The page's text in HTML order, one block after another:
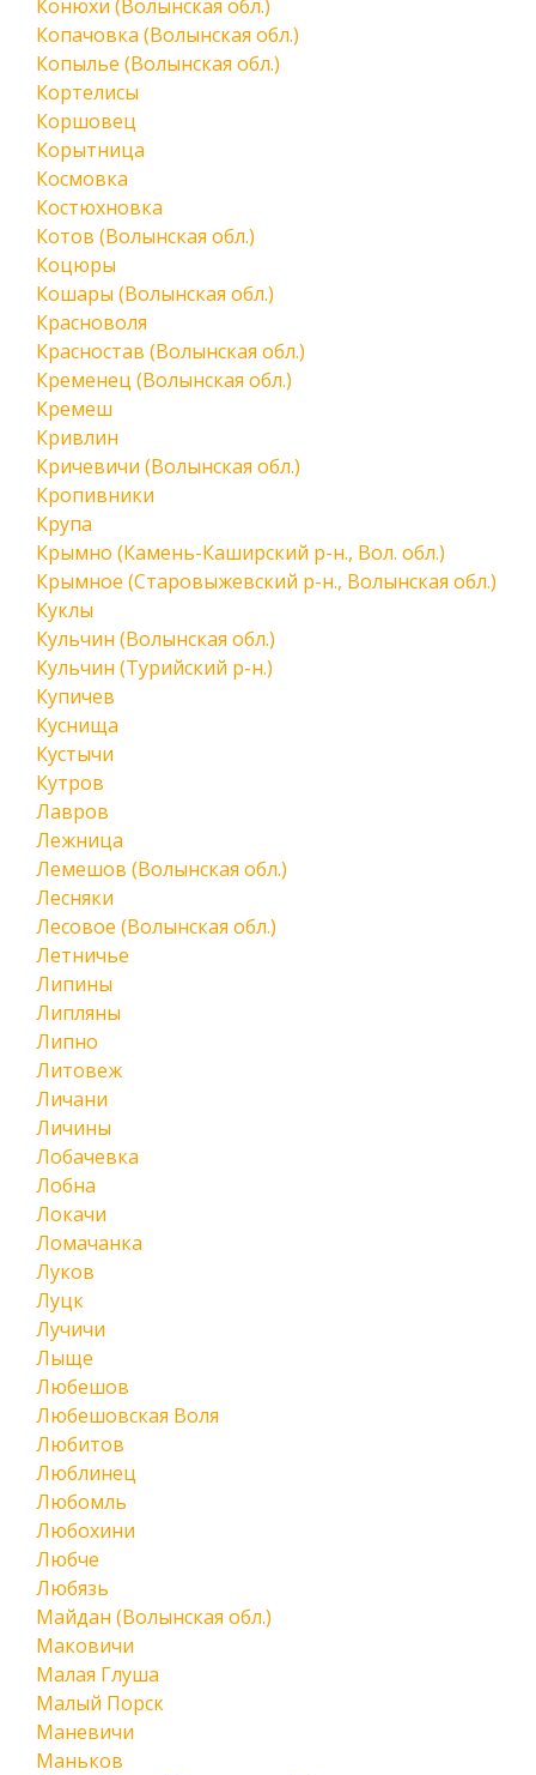
Конюхи (Волынская обл.)
Копачовка (Волынская обл.)
Копылье (Волынская обл.)
Кортелисы
Коршовец
Корытница
Космовка
Костюхновка
Котов (Волынская обл.)
Коцюры
Кошары (Волынская обл.)
Красноволя
Красностав (Волынская обл.)
Кременец (Волынская обл.)
Кремеш
Кривлин
Кричевичи (Волынская обл.)
Кропивники
Крупа
Крымно (Камень-Каширский р-н., Вол. обл.)
Крымное (Старовыжевский р-н., Волынская обл.)
Куклы
Кульчин (Волынская обл.)
Кульчин (Турийский р-н.)
Купичев
Куснища
Кустычи
Кутров
Лавров
Лежница
Лемешов (Волынская обл.)
Лесняки
Лесовое (Волынская обл.)
Летничье
Липины
Липляны
Липно
Литовеж
Личани
Личины
Лобачевка
Лобна
Локачи
Ломачанка
Луков
Луцк
Лучичи
Лыще
Любешов
Любешовская Воля
Любитов
Люблинец
Любомль
Любохини
Любче
Любязь
Майдан (Волынская обл.)
Маковичи
Малая Глуша
Малый Порск
Маневичи
Маньков